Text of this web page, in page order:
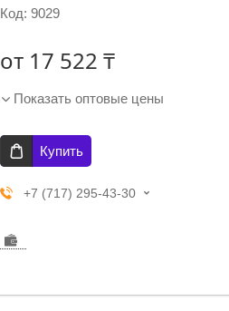
Код: 9029
от 17 522 ₸
Показать оптовые цены
Купить
+7 (717) 295-43-30